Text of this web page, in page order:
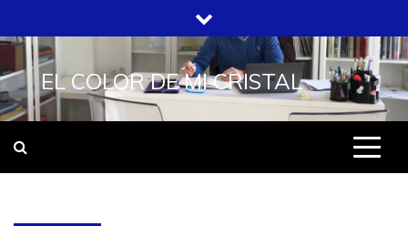
al
contenido
EL COLOR DE MI CRISTAL